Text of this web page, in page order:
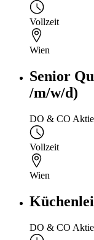
Vollzeit
Wien
Senior
/m/w/d)
DO & CO
Vollzeit
Wien
DO & CO